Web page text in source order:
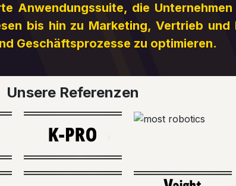
Anwendungssuite, die
bis hin zu Marketing, Vertrieb
Geschäftsprozesse zu optimieren.
Unsere Referenzen